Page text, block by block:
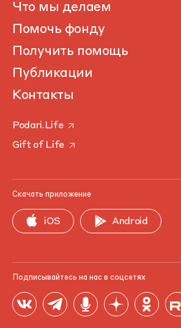
Что мы делаем
Помочь фонду
Получить помощь
Публикации
Контакты
Podari.Life
Gift of Life
Скачать приложение
iOS Android
Подписывайтесь на нас в соцсетях